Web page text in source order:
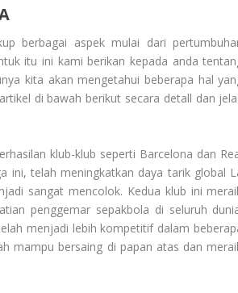
berbagai aspek mulai dari
itu ini kami berikan kepada anda
kita akan mengetahui beberapa hal
di bawah berikut secara detall dan
klub-klub seperti Barcelona dan
ini, telah meningkatkan daya tarik global
sangat mencolok. Kedua klub ini
penggemar sepakbola di seluruh
menjadi lebih kompetitif dalam
mampu bersaing di papan atas dan